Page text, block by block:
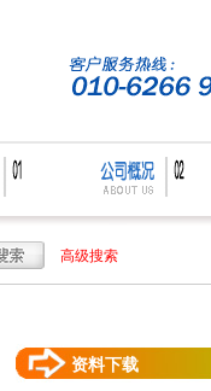
高级搜索
资料下载